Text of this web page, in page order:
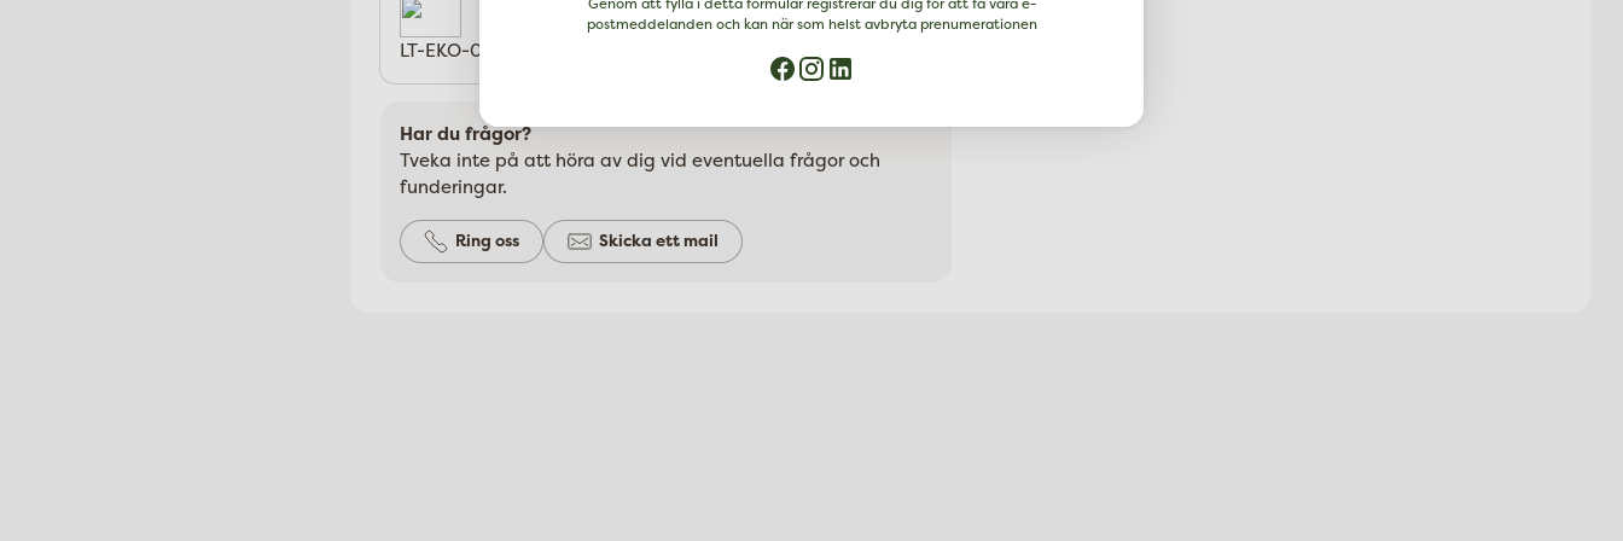
Genom att fylla i detta formulär registrerar du dig för att få våra e-
postmeddelanden och kan när som helst avbryta prenumerationen
LT-EKO-001 EU/Icke EU-jordbruk
Har du frågor?
Tveka inte på att höra av dig vid eventuella frågor och
funderingar.
Ring oss Skicka ett mail